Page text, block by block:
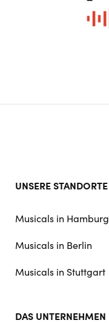
UNSERE STANDORTE
Musicals in Hamburg
Musicals in Berlin
Musicals in Stuttgart
DAS UNTERNEHMEN